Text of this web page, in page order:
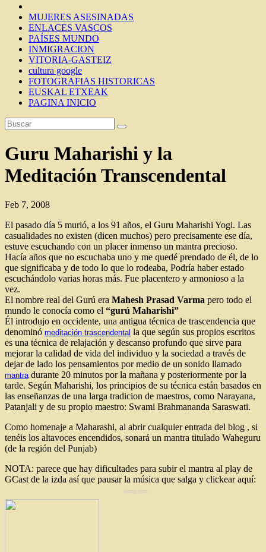
MUJERES ASESINADAS
ENLACES VASCOS
PAÍSES MUNDO
INMIGRACION
VITORIA-GASTEIZ
cultura google
FOTOGRAFIAS HISTORICAS
EUSKAL ETXEAK
PAGINA INICIO
Guru Maharishi y la
Meditación Transcendental
Feb 7, 2008
El pasado día 5 murió, a los 91 años, el Guru Maharishi Yogi. Las
casualidades no existen (dicen muchos) pero precisamente ese día,
estuve escuchando con un placer inmenso un mantra precioso.
Hacía años que no escuchaba uno y me quedé prendado de él, de lo
que significaba y de todo lo que lo rodeaba, Podría haber estado
escuchándolo varias horas más. Fue placentero y armonioso a la
vez.
El nombre real del Gurú era Mahesh Prasad Varma pero todo el
mundo le conocía como el “gurú Maharishi”
Él introdujo en occidente, una antigua técnica de trascendencia que
denominó meditación trascendental la que según sus propios escritos
es una técnica de relajación y descanso profundo que sirve para
mejorar la calidad de vida del individuo y la sociedad a través de
dejar de lado los pensamientos por medio de un sonido llamado
mantra durante 20 minutos por la mañana y posteriormente por la
tarde. Según Maharishi, los principios de su técnica están basados en
las enseñanzas de una larga tradicion de maestros, como Narayana,
Patanjali y de su propio maestro: Swami Brahmananda Saraswati.
Como homenaje a Maharashi, al abrir cualquier entrada del blog , si
tenéis los altavoces encendidos, sonará un mantra titulado Waheguru
(de la región del Punjab)
NOTA: parece que hay dificultades para subir el mantra al play de
GCast de la izda así que pausar la música que salga y clickear aquí:
boomp3.com